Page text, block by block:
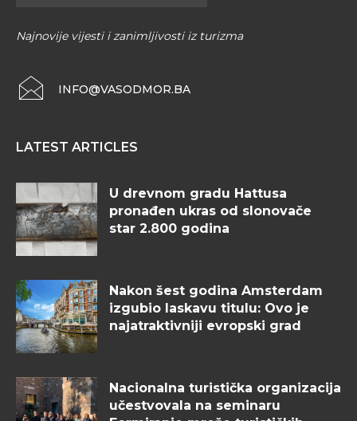
Najnovije vijesti i zanimljivosti iz turizma
INFO@VASODMOR.BA
LATEST ARTICLES
U drevnom gradu Hattusa
pronađen ukras od slonovače
star 2.800 godina
Nakon šest godina Amsterdam
izgubio laskavu titulu: Ovo je
najatraktivniji evropski grad
Nacionalna turistička organizacija
učestvovala na seminaru